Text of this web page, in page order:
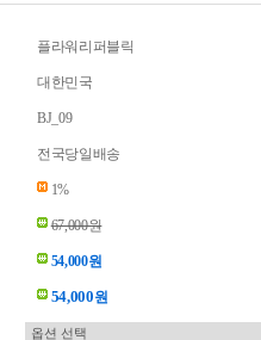
플라워리퍼블릭
대한민국
BJ_09
전국당일배송
1%
67,000원
54,000원
54,000원